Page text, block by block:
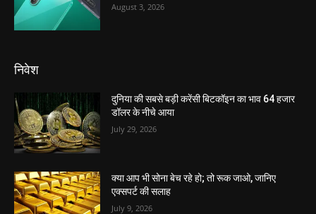
August 3, 2026
निवेश
दुनिया की सबसे बड़ी करेंसी बिटकॉइन का भाव 64 हजार
डॉलर के नीचे आया
July 29, 2026
क्या आप भी सोना बेच रहे हो; तो रूक जाओ, जानिए
एक्सपर्ट की सलाह
July 9, 2026